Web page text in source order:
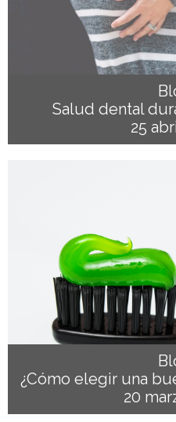
Salud dental
25
¿Cómo elegir una
20